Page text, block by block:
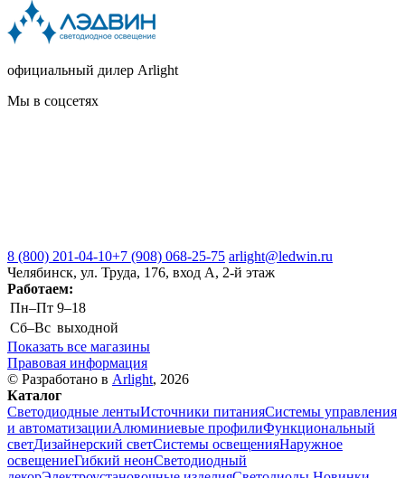
официальный дилер Arlight
Мы в соцсетях
8 (800) 201-04-10+7 (908) 068-25-75 arlight@ledwin.ru
Челябинск, ул. Труда, 176, вход А, 2-й этаж
Работаем:
Пн–Пт 9–18
Сб–Вс выходной
Показать все магазины
Правовая информация
© Разработано в Arlight, 2026
Каталог
Светодиодные лентыИсточники питанияСистемы управления
и автоматизацииАлюминиевые профилиФункциональный
светДизайнерский светСистемы освещенияНаружное
освещениеГибкий неонСветодиодный